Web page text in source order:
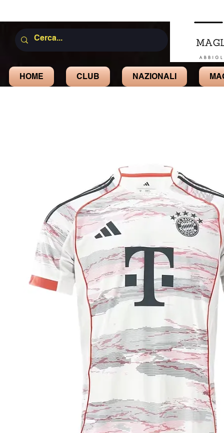
HOME CLUB NAZIONALI